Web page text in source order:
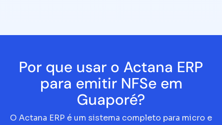
Por que usar o Actana ERP
para emitir NFSe em
Guaporé?
O Actana ERP é um sistema completo para micro e